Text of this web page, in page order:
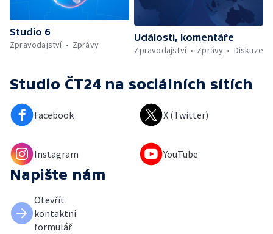
Studio 6
Zpravodajství
Zprávy
Události, komentáře
Zpravodajství
Zprávy Diskuze
Studio ČT24 na sociálních sítích
Facebook X (Twitter)
Instagram YouTube
Napište nám
Otevřít
kontaktní
formulář